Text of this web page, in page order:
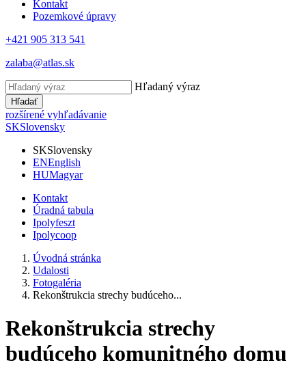
Kontakt
Pozemkové úpravy
+421 905 313 541
zalaba@atlas.sk
Hľadaný výraz
Hľadať
rozšírené vyhľadávanie
SKSlovensky
SKSlovensky
ENEnglish
HUMagyar
Kontakt
Úradná tabula
Ipolyfeszt
Ipolycoop
Úvodná stránka
Udalosti
Fotogaléria
Rekonštrukcia strechy budúceho...
Rekonštrukcia strechy
budúceho komunitného domu